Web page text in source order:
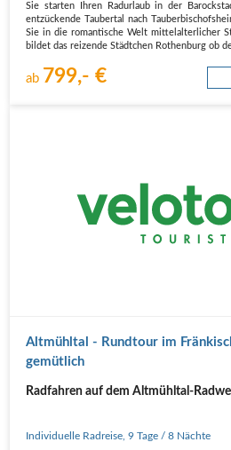
Sie starten Ihren Radurlaub in der
entzückende Taubertal nach
Sie in die romantische Welt mittelalterlicher
bildet das reizende Städtchen Rothenburg ob
ab 799,- €
Altmühltal - Rundtour im
gemütlich
Radfahren auf dem Altmühltal-
Individuelle Radreise ,9 Tage / 8 Nächte